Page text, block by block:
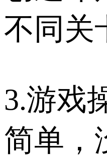
不同关
3.游戏
简单，